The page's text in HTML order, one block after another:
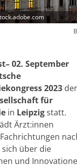
02. September
2023 der
für
in Leipzigstatt.
Ärzt:innen
sich über die
und